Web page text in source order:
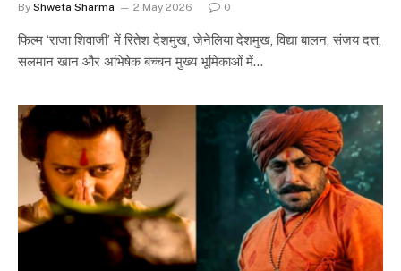
By Shweta Sharma 2 May 2026 0
फिल्म ‘राजा शिवाजी’ में रितेश देशमुख, जेनेलिया देशमुख, विद्या बालन, संजय दत्त,
सलमान खान और अभिषेक बच्चन मुख्य भूमिकाओं में…